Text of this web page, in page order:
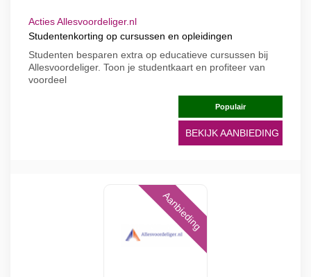
Acties Allesvoordeliger.nl
Studentenkorting op cursussen en opleidingen
Studenten besparen extra op educatieve cursussen bij
Allesvoordeliger. Toon je studentkaart en profiteer van
voordeel
Populair
BEKIJK AANBIEDING
Aanbieding